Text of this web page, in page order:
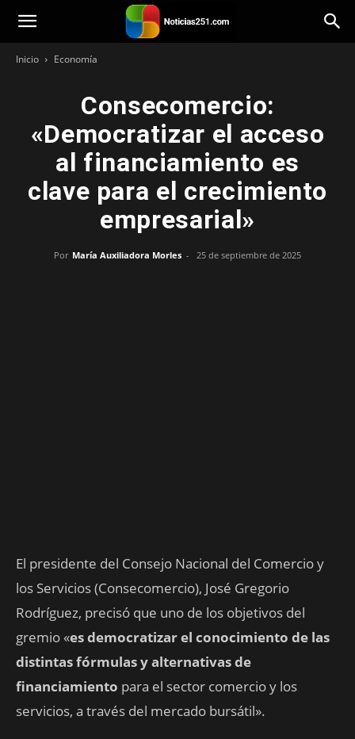
Noticias251
Inicio Economía
Consecomercio:
«Democratizar el acceso
al financiamiento es
clave para el crecimiento
empresarial»
Por María Auxiliadora Morles - 25 de septiembre de 2025
El presidente del Consejo Nacional del Comercio y
los Servicios (Consecomercio), José Gregorio
Rodríguez, precisó que uno de los objetivos del
gremio «es democratizar el conocimiento de las
distintas fórmulas y alternativas de
financiamiento para el sector comercio y los
servicios, a través del mercado bursátil».